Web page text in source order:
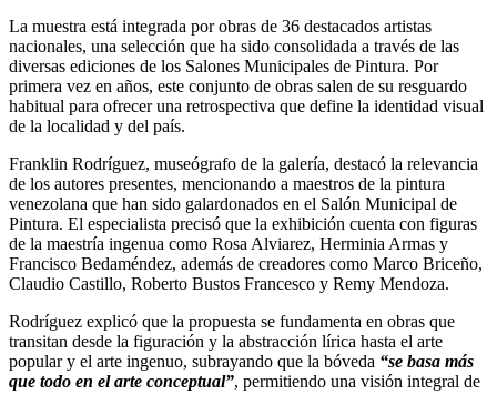
La muestra está integrada por obras de 36 destacados artistas
nacionales, una selección que ha sido consolidada a través de las
diversas ediciones de los Salones Municipales de Pintura. Por
primera vez en años, este conjunto de obras salen de su resguardo
habitual para ofrecer una retrospectiva que define la identidad visual
de la localidad y del país.
Franklin Rodríguez, museógrafo de la galería, destacó la relevancia
de los autores presentes, mencionando a maestros de la pintura
venezolana que han sido galardonados en el Salón Municipal de
Pintura. El especialista precisó que la exhibición cuenta con figuras
de la maestría ingenua como Rosa Alviarez, Herminia Armas y
Francisco Bedaméndez, además de creadores como Marco Briceño,
Claudio Castillo, Roberto Bustos Francesco y Remy Mendoza.
Rodríguez explicó que la propuesta se fundamenta en obras que
transitan desde la figuración y la abstracción lírica hasta el arte
popular y el arte ingenuo, subrayando que la bóveda “se basa más
que todo en el arte conceptual”, permitiendo una visión integral de